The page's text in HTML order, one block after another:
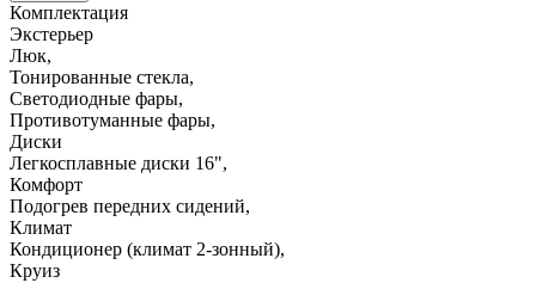
Комплектация
Экстерьер
Люк,
Тонированные стекла,
Светодиодные фары,
Противотуманные фары,
Диски
Легкосплавные диски 16",
Комфорт
Подогрев передних сидений,
Климат
Кондиционер (климат 2-зонный),
Круиз